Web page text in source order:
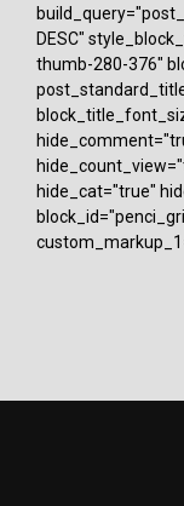
DESC"
thumb-280-376"
hide_cat="true"